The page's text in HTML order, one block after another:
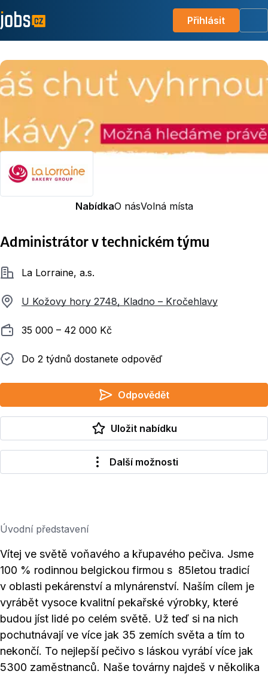
Přihlásit
NabídkaO násVolná místa
Administrátor v technickém týmu
SpolečnostLa Lorraine, a.s.
U Kožovy hory 2748, Kladno – Kročehlavy
Plat 35 000 ‍–‍ 42 000 Kč
Do 2 týdnů dostanete odpověď
Do 2 týdnů dostanete odpověď
Odpovědět
Uložit nabídku
Další možnosti
Úvodní představení
Vítej ve světě voňavého a křupavého pečiva. Jsme
100 % rodinnou belgickou firmou s 85letou tradicí
v oblasti pekárenství a mlynárenství. Naším cílem je
vyrábět vysoce kvalitní pekařské výrobky, které
budou jíst lidé po celém světě. Už teď si na nich
pochutnávají ve více jak 35 zemích světa a tím to
nekončí. To nejlepší pečivo s láskou vyrábí více jak
5300 zaměstnanců. Naše továrny najdeš v několika